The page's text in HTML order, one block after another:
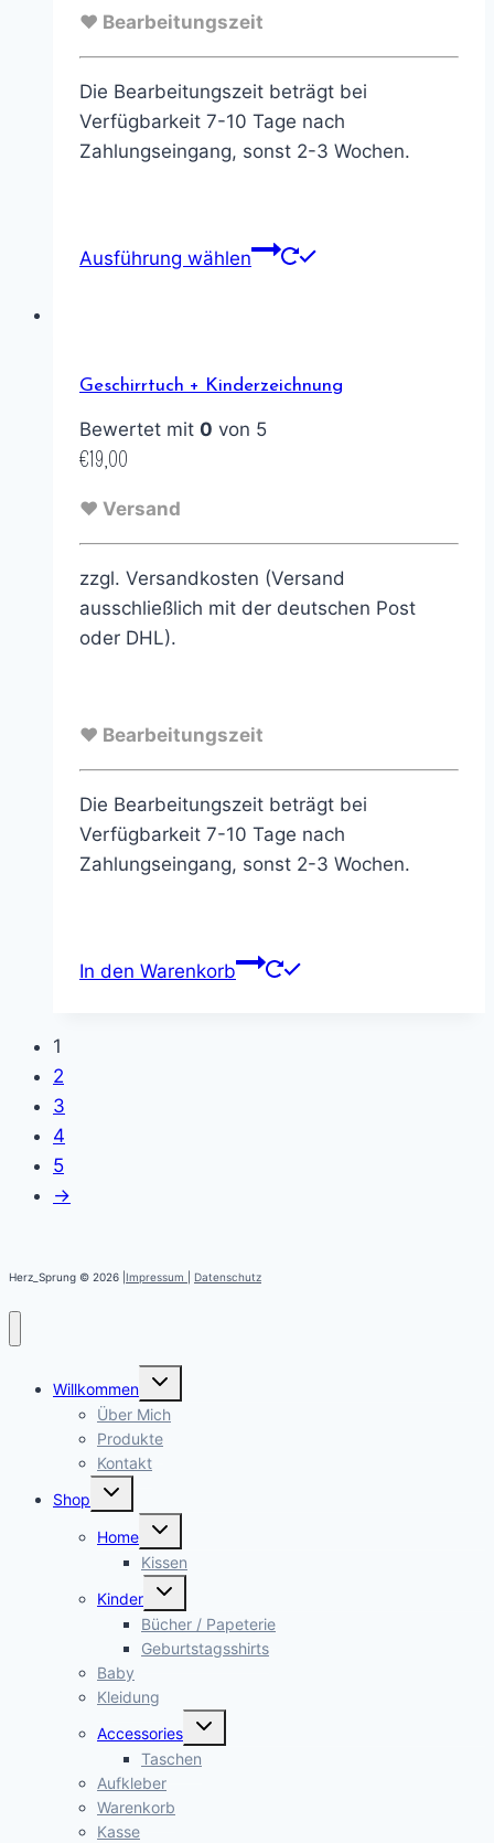
♥ Bearbeitungszeit
Die Bearbeitungszeit beträgt bei
Verfügbarkeit 7-10 Tage nach
Zahlungseingang, sonst 2-3 Wochen.
Ausführung wählen
Geschirrtuch + Kinderzeichnung
Bewertet mit 0 von 5
€19,00
♥ Versand
zzgl. Versandkosten (Versand
ausschließlich mit der deutschen Post
oder DHL).
♥ Bearbeitungszeit
Die Bearbeitungszeit beträgt bei
Verfügbarkeit 7-10 Tage nach
Zahlungseingang, sonst 2-3 Wochen.
In den Warenkorb
1
2
3
4
5
→
Herz_Sprung © 2026 | Impressum Datenschutz
Willkommen
Untermenü
Über Mich
Produkte
Kontakt
Shop
Untermenü
Home
Untermenü
Kissen
Kinder
Untermenü
Bücher / Papeterie
Geburtstagsshirts
Baby
Kleidung
Accessories
Untermenü
Taschen
Aufkleber
Warenkorb
Kasse